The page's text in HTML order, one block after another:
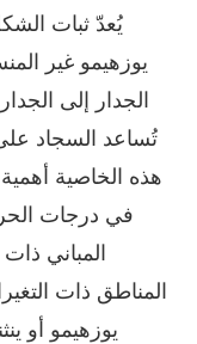
يُعدّ ثبات
يوزهيمو غير
الجدار إلى
تُساعد السجاد
هذه الخاصية
في درجات
المباني
المناطق ذات
يوزهيمو أو